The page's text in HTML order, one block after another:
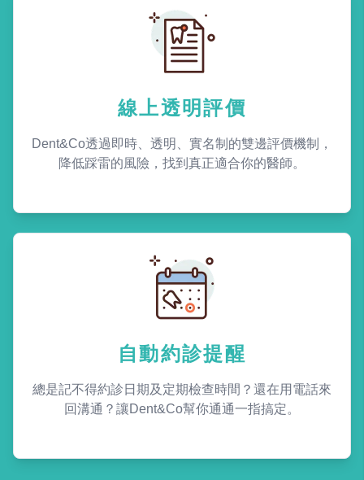
線上透明評價
Dent&Co透過即時、透明、實名制的雙邊評價機制，
降低踩雷的風險，找到真正適合你的醫師。
自動約診提醒
總是記不得約診日期及定期檢查時間？還在用電話來
回溝通？讓Dent&Co幫你通通一指搞定。